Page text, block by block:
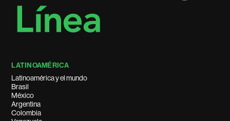
LATINOAMÉRICA
Latinoamérica y el mundo
Brasil
México
Argentina
Colombia